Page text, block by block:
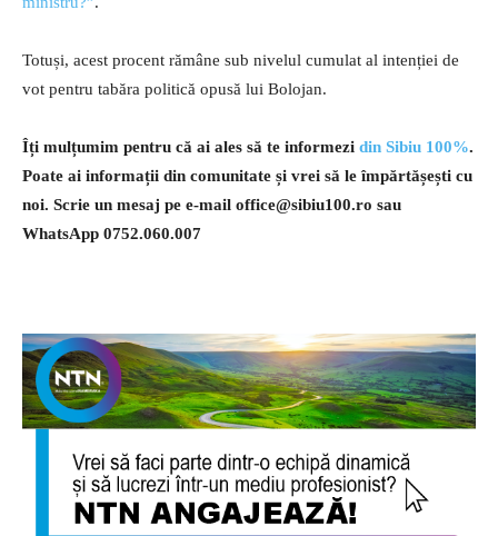
Totuși, acest procent rămâne sub nivelul cumulat al intenției de
vot pentru tabăra politică opusă lui Bolojan.
Îți mulțumim pentru că ai ales să te informezi din Sibiu 100%.
Poate ai informații din comunitate și vrei să le împărtășești cu
noi. Scrie un mesaj pe e-mail office@sibiu100.ro sau
WhatsApp 0752.060.007